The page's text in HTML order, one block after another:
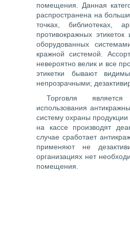
помещения. Данная
распространена на
точках, библиотеках,
противокражных
оборудованных
кражной системой.
невероятно велик и все
этикетки бывают
непрозрачными;
Торговля
использования
систему охраны
на кассе производят
случае сработает
применяют не
организациях нет
помещения.